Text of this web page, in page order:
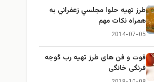
طرز تهيه حلوا مجلسي زعفراني به
همراه نكات مهم
2014-07-05
فوت و فن های طرز تهیه رب گوجه
فرنگی خانگی